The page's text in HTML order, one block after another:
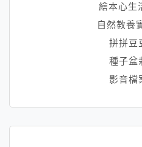
繪本心生
自然教養
拼拼豆
種子盆
影音檔